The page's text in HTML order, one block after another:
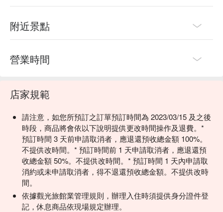
附近景點
營業時間
店家規範
請注意，如您所預訂之訂單預訂時間為 2023/03/15 及之後
時段，商品將會依以下說明提供更改時間操作及退費。*
預訂時間 3 天前申請取消者，應退還預收總金額 100%。
不提供改時間。* 預訂時間前 1 天申請取消者，應退還預
收總金額 50%。不提供改時間。* 預訂時間 1 天內申請取
消約或未申請取消者，得不退還預收總金額。不提供改時
間。
依據觀光旅館業管理規則，辦理入住時須提供身分證件登
記，休息商品依現場規定辦理。